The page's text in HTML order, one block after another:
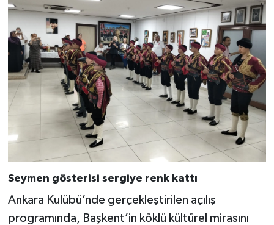
Seymen gösterisi sergiye renk kattı
Ankara Kulübü’nde gerçekleştirilen açılış
programında, Başkent’in köklü kültürel mirasını